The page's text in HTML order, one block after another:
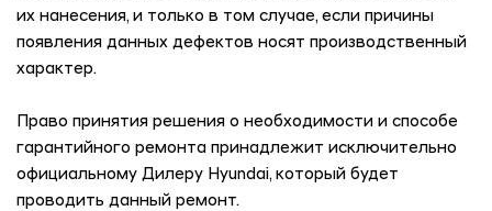
их нанесения, и только в том случае, если причины
появления данных дефектов носят производственный
характер.
Право принятия решения о необходимости и способе
гарантийного ремонта принадлежит исключительно
официальному Дилеру Hyundai, который будет
проводить данный ремонт.